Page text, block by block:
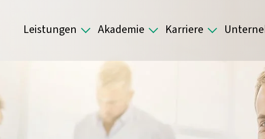
Leistungen Akademie Karriere